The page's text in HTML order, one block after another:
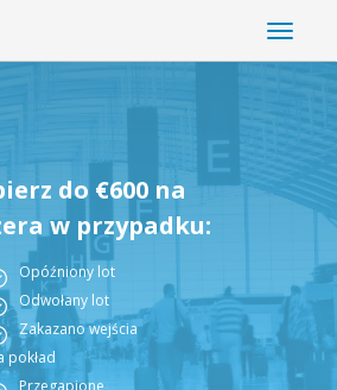
do €600 na
w przypadku:
Opóźniony lot
Odwołany lot
Zakazano wejścia
pokład
Przegapione